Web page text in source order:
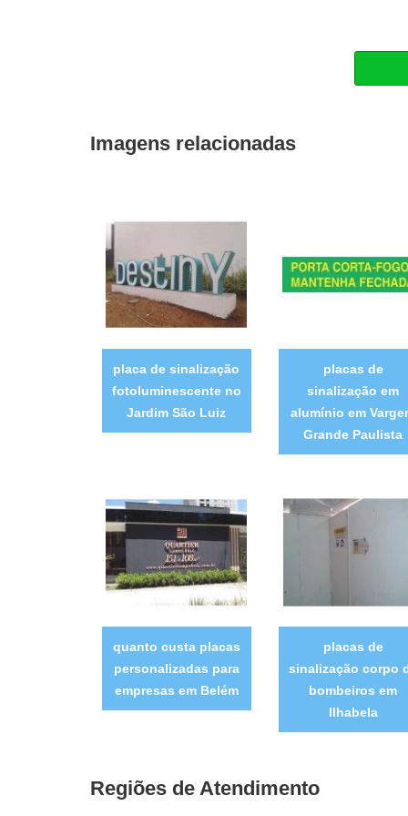
Imagens relacionadas
placa de sinalização
fotoluminescente no
Jardim São Luiz
placas de
sinalização em
alumínio em
Grande Paulista
quanto custa placas
personalizadas para
empresas em Belém
placas de
sinalização corpo
bombeiros em
Ilhabela
Regiões de Atendimento